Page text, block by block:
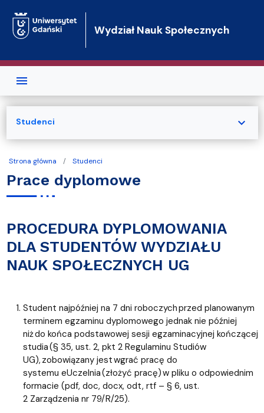
Wydział Nauk Społecznych
Strona główna Studenci
Prace dyplomowe
PROCEDURA DYPLOMOWANIA
DLA STUDENTÓW WYDZIAŁU
NAUK SPOŁECZNYCH UG
Student najpóźniej na 7 dni roboczych przed planowanym
terminem egzaminu dyplomowego jednak nie później
niż do końca podstawowej sesji egzaminacyjnej kończącej
studia (§ 35, ust. 2, pkt 2 Regulaminu Studiów
UG), zobowiązany jest wgrać pracę do
systemu eUczelnia (złożyć pracę) w pliku o odpowiednim
formacie (pdf, doc, docx, odt, rtf – § 6, ust.
2 Zarządzenia nr 79/R/25).
Studenci expand_more